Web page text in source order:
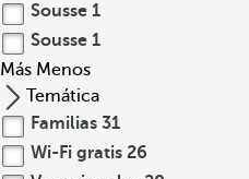
Sousse 1
Sousse 1
Más Menos
Temática
Familias 31
Wi-Fi gratis 26